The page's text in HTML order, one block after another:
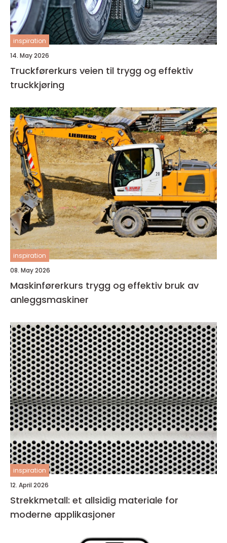
inspiration
14. May 2026
Truckførerkurs veien til trygg og effektiv
truckkjøring
inspiration
08. May 2026
Maskinførerkurs trygg og effektiv bruk av
anleggsmaskiner
inspiration
12. April 2026
Strekkmetall: et allsidig materiale for
moderne applikasjoner